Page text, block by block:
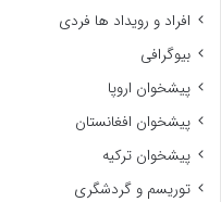
افراد و رویداد ها فردی
بیوگرافی
پیشخوان اروپا
پیشخوان افغانستان
پیشخوان ترکیه
توریسم و گردشگری